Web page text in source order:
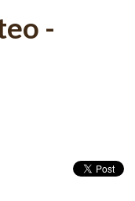
-